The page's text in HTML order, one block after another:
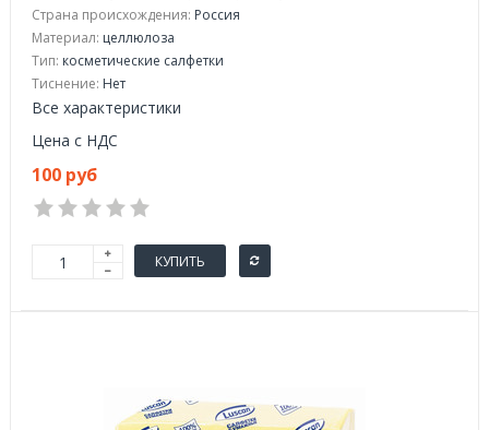
Страна происхождения: Россия
Материал: целлюлоза
Тип: косметические салфетки
Тиснение: Нет
Все характеристики
Цена с НДС
100 руб
КУПИТЬ